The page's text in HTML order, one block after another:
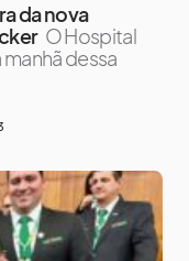
da nova
O Hospital
dessa